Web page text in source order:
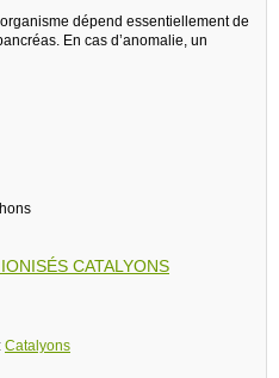
dépend essentiellement de
En cas d’anomalie, un
CATALYONS
Catalyons